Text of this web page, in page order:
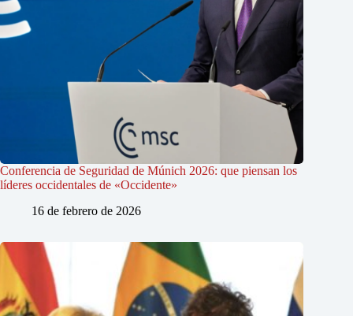
Conferencia de Seguridad de Múnich 2026: que piensan los
líderes occidentales de «Occidente»
16 de febrero de 2026